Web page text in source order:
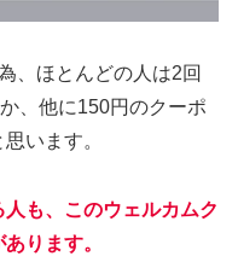
、ほとんどの人は2回
、他に150円のクーポ
います。
も、このウェルカムク
ります。